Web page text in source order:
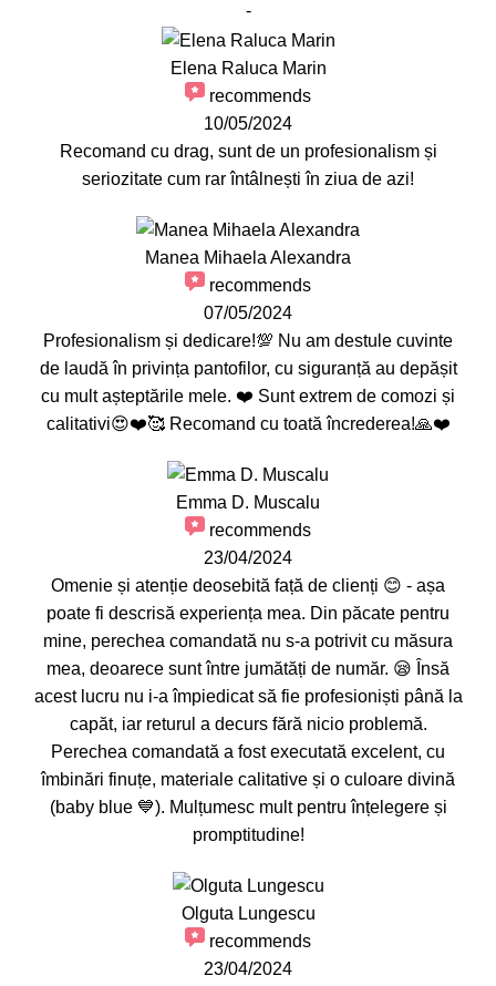
-
Elena Raluca Marin
recommends
10/05/2024
Recomand cu drag, sunt de un profesionalism și
seriozitate cum rar întâlnești în ziua de azi!
Manea Mihaela Alexandra
recommends
07/05/2024
Profesionalism și dedicare!💯 Nu am destule cuvinte
de laudă în privința pantofilor, cu siguranță au depășit
cu mult așteptările mele. ❤️ Sunt extrem de comozi și
calitativi😍❤️🥰 Recomand cu toată încrederea!🙏❤️
Emma D. Muscalu
recommends
23/04/2024
Omenie și atenție deosebită față de clienți 😊 - așa
poate fi descrisă experiența mea. Din păcate pentru
mine, perechea comandată nu s-a potrivit cu măsura
mea, deoarece sunt între jumătăți de număr. 😪 Însă
acest lucru nu i-a împiedicat să fie profesioniști până la
capăt, iar returul a decurs fără nicio problemă.
Perechea comandată a fost executată excelent, cu
îmbinări finuțe, materiale calitative și o culoare divină
(baby blue 💙). Mulțumesc mult pentru înțelegere și
promptitudine!
Olguta Lungescu
recommends
23/04/2024